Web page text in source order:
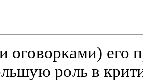
оговорками) его
роль в